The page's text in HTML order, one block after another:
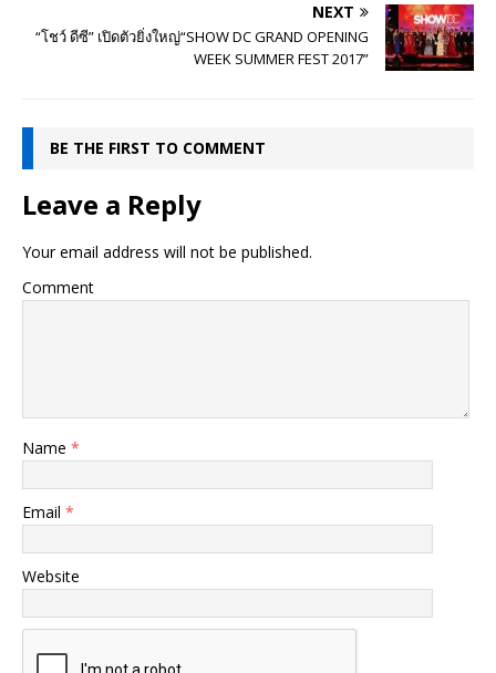
NEXT
“โชว์ ดีซี” เปิดตัวยิ่งใหญ่“SHOW DC GRAND OPENING
WEEK SUMMER FEST 2017”
BE THE FIRST TO COMMENT
Leave a Reply
Your email address will not be published.
Comment
Name *
Email *
Website